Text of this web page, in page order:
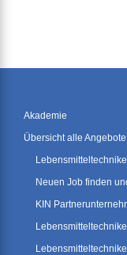
Akademie
Übersicht alle Angebote
Neuen Job finden
KIN